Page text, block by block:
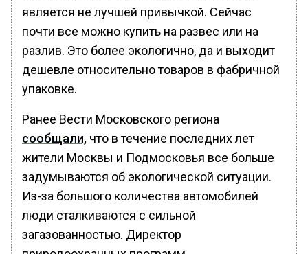
является не лучшей привычкой. Сейчас
почти все можно купить на развес или на
разлив. Это более экологично, да и выходит
дешевле относительно товаров в фабричной
упаковке.
Ранее Вести Московского региона
сообщали, что в течение последних лет
жители Москвы и Подмосковья все больше
задумываются об экологической ситуации.
Из-за большого количества автомобилей
люди сталкиваются с сильной
загазованностью. Директор